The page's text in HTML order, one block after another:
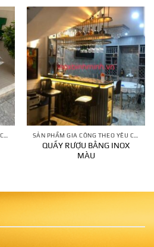
SẢN PHẨM GIA CÔNG THEO YÊU CẦU SẢN PHẨM GIA CÔNG THEO YÊU CẦU
QUẦY RƯỢU BẰNG INOX
MÀU